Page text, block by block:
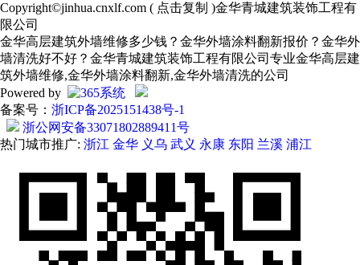
Copyright©jinhua.cnxlf.com ( 点击复制 )金华青城建筑装饰工程有
限公司
金华高层建筑外墙维修多少钱？金华外墙涂料翻新报价？金华外
墙清洗好不好？金华青城建筑装饰工程有限公司专业金华高层建
筑外墙维修,金华外墙涂料翻新,金华外墙清洗的公司
Powered by
备案号： 浙ICP备2025151438号-1
浙公网安备33071802889411号
热门城市推广: 浙江 金华 义乌 武义 永康 东阳 兰溪 浦江